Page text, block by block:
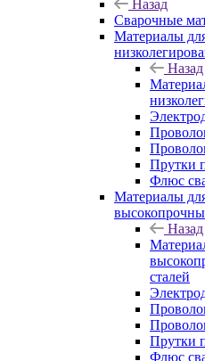
Назад
Сварочные
Материалы
Назад
Прутки
Флюс
Материалы
Назад
сталей
Прутки
Флюс